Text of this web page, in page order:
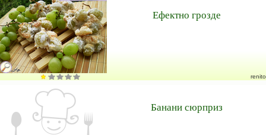
Ефектно грозде
renito
Банани сюрприз